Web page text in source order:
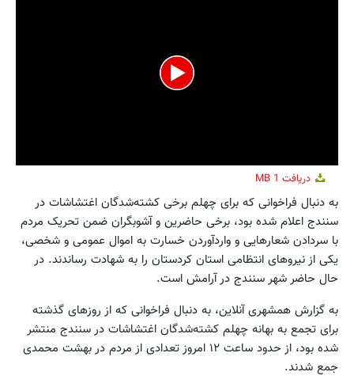
0
seconds
دریافت 1 MB
به دنبال فراخوانی که برای چهلم برخی کشته‌شدگان اغتشاشات در
سنندج اعلام شده بود، برخی حاضرین و آشوبگران ضمن تحریک مردم
با سردادن شعارهایی و واردآوردن خسارت به اموال عمومی و شخصی،
یکی از نیروهای انتظامی استان کردستان را به شهادت رساندند. در
حال حاضر شهر سنندج در آرامش است.
به گزارش همشهری آنلاین، به دنبال فراخوانی که از روزهای گذشته
برای تجمع به بهانه چهلم کشته‌شدگان اغتشاشات در سنندج منتشر
شده بود، از حدود ساعت ۱۲ امروز تعدادی از مردم در بهشت محمدی
جمع شدند.